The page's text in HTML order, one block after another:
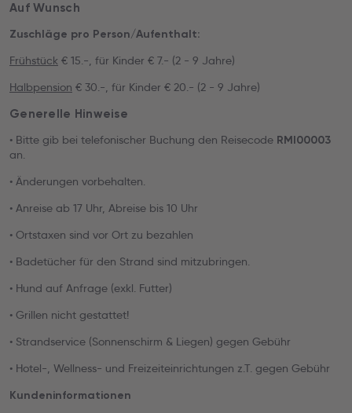
Auf Wunsch
Zuschläge pro Person/Aufenthalt:
Frühstück € 15.-, für Kinder € 7.- (2 - 9 Jahre)
Halbpension € 30.-, für Kinder € 20.- (2 - 9 Jahre)
Generelle Hinweise
• Bitte gib bei telefonischer Buchung den Reisecode RMI00003
an.
• Änderungen vorbehalten.
• Anreise ab 17 Uhr, Abreise bis 10 Uhr
• Ortstaxen sind vor Ort zu bezahlen
• Badetücher für den Strand sind mitzubringen.
• Hund auf Anfrage (exkl. Futter)
• Grillen nicht gestattet!
• Strandservice (Sonnenschirm & Liegen) gegen Gebühr
• Hotel-, Wellness- und Freizeiteinrichtungen z.T. gegen Gebühr
Kundeninformationen